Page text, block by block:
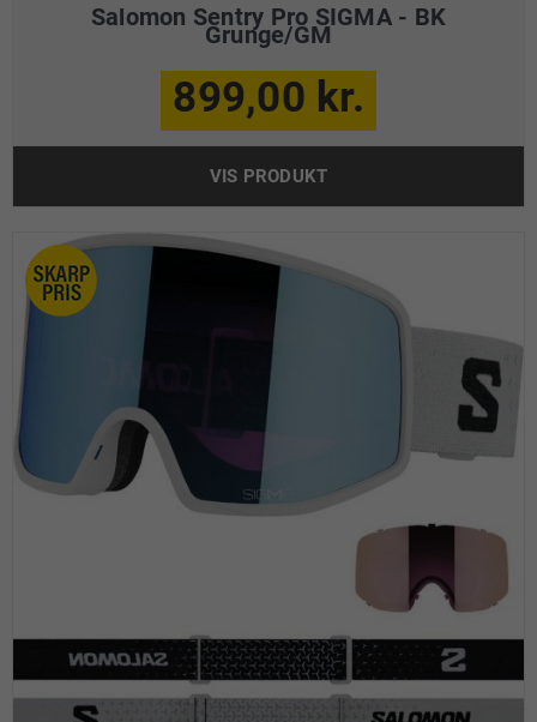
Salomon Sentry Pro SIGMA - BK
Grunge/GM
899,00 kr.
VIS PRODUKT